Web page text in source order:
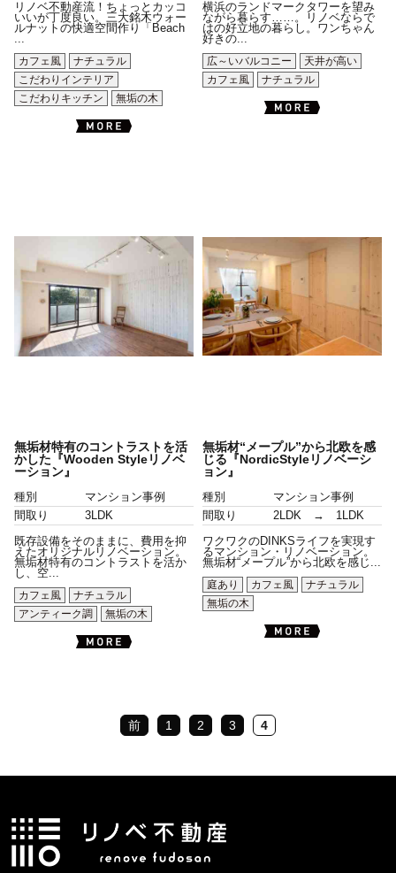
リノベ不動産流！ちょっとカッコ
いいが丁度良い。三大銘木ウォー
ルナットの快適空間作り「Beach
...
カフェ風
ナチュラル
こだわりインテリア
こだわりキッチン
無垢の木
横浜のランドマークタワーを望み
ながら暮らす……。リノベならで
はの好立地の暮らし。ワンちゃん
好きの...
広～いバルコニー
天井が高い
カフェ風
ナチュラル
無垢材特有のコントラストを活
かした『Wooden Styleリノベ
ーション』
種別
マンション事例
間取り
3LDK
既存設備をそのままに、費用を抑
えたオリジナルリノベーション。
無垢材特有のコントラストを活か
し、空...
カフェ風
ナチュラル
アンティーク調
無垢の木
無垢材“メープル”から北欧を感
じる『NordicStyleリノベーシ
ョン』
種別
マンション事例
間取り
2LDK → 1LDK
ワクワクのDINKSライフを実現す
るマンション・リノベーション。
無垢材“メープル”から北欧を感じ...
庭あり
カフェ風
ナチュラル
無垢の木
前 1 2 3 4